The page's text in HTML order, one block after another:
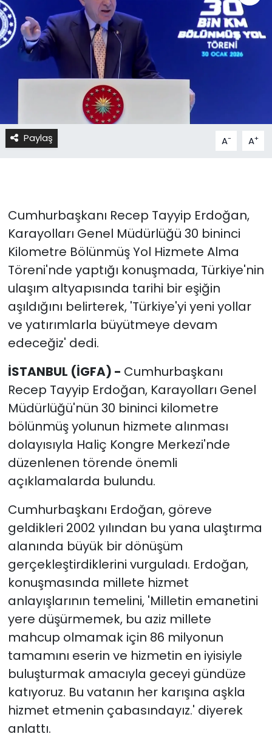
Paylaş A- A+
Cumhurbaşkanı Recep Tayyip Erdoğan,
Karayolları Genel Müdürlüğü 30 bininci
Kilometre Bölünmüş Yol Hizmete Alma
Töreni'nde yaptığı konuşmada, Türkiye'nin
ulaşım altyapısında tarihi bir eşiğin
aşıldığını belirterek, 'Türkiye'yi yeni yollar
ve yatırımlarla büyütmeye devam
edeceğiz' dedi.
İSTANBUL (İGFA) - Cumhurbaşkanı
Recep Tayyip Erdoğan, Karayolları Genel
Müdürlüğü'nün 30 bininci kilometre
bölünmüş yolunun hizmete alınması
dolayısıyla Haliç Kongre Merkezi'nde
düzenlenen törende önemli
açıklamalarda bulundu.
Cumhurbaşkanı Erdoğan, göreve
geldikleri 2002 yılından bu yana ulaştırma
alanında büyük bir dönüşüm
gerçekleştirdiklerini vurguladı. Erdoğan,
konuşmasında millete hizmet
anlayışlarının temelini, 'Milletin emanetini
yere düşürmemek, bu aziz millete
mahcup olmamak için 86 milyonun
tamamını eserin ve hizmetin en iyisiyle
buluşturmak amacıyla geceyi gündüze
katıyoruz. Bu vatanın her karışına aşkla
hizmet etmenin çabasındayız.' diyerek
anlattı.